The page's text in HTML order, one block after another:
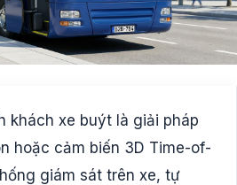
khách xe buýt là giải pháp
hoặc cảm biến 3D Time-of-
giám sát trên xe, tự